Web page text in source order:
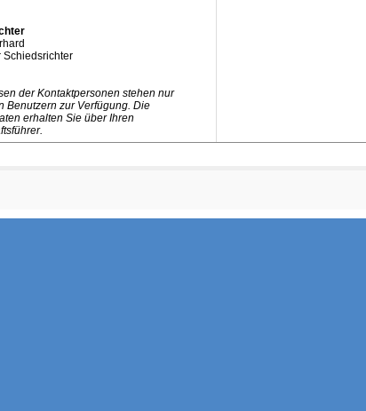
Schiedsrichter
der Kontaktpersonen stehen nur
Benutzern zur Verfügung. Die
erhalten Sie über Ihren